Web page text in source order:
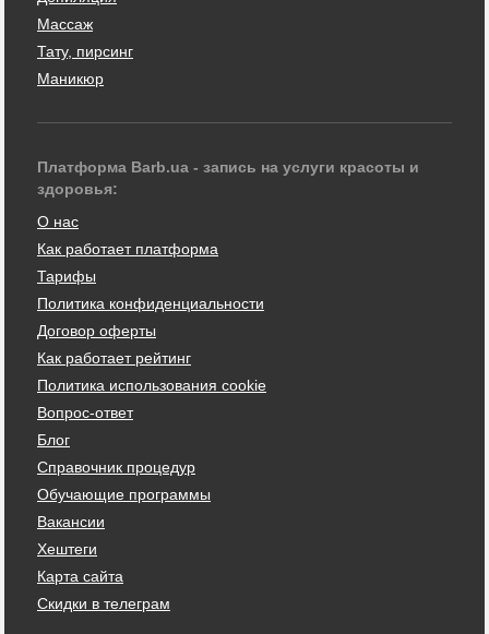
Массаж
Тату, пирсинг
Маникюр
Платформа Barb.ua - запись на услуги красоты и
здоровья:
О нас
Как работает платформа
Тарифы
Политика конфиденциальности
Договор оферты
Как работает рейтинг
Политика использования cookie
Вопрос-ответ
Блог
Справочник процедур
Обучающие программы
Вакансии
Хештеги
Карта сайта
Скидки в телеграм